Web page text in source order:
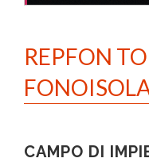
REPFON
CAMPO DI